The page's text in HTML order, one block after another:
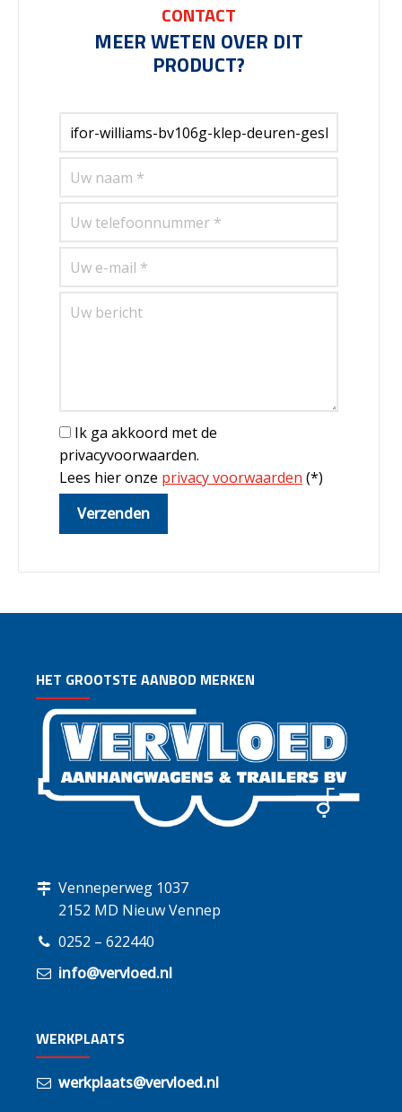
CONTACT
MEER WETEN OVER DIT
PRODUCT?
Ik ga akkoord met de
privacyvoorwaarden.
Lees hier onze privacy voorwaarden (*)
HET GROOTSTE AANBOD MERKEN
Venneperweg 1037
2152 MD Nieuw Vennep
0252 – 622440
info@vervloed.nl
WERKPLAATS
werkplaats@vervloed.nl